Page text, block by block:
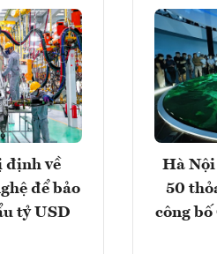
định về
để bảo
tỷ USD
Hà
50
công bố